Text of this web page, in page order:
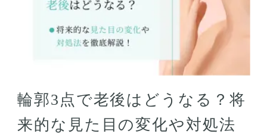
輪郭3点で老後はどうなる？将
来的な見た目の変化や対処法